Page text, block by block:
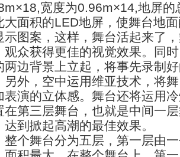
宽度为0.96m×14,地屏
大面积的LED地屏，使舞台地
示图案，这样，舞台活起来了
观众获得更佳的视觉效果。同
两边背景上立起，将事先录制
另外，空中运用维亚技术，将
表演的立体感。舞台还将运用
在第三层舞台，也就是中间一
达到掀起高潮的最佳效果。
舞台分为五层，第一层由一